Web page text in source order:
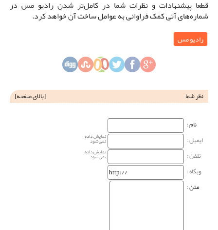
قطعا پیشنهادات و نظرات شما در کامل‌تر شدن رادیو مس در
شماره‌های آتی کمک فراوانی به عوامل ساخت آن خواهد کرد.
رادیو مس
نظر شما [بالای صفحه]
نام‌ :
ایمیل :
نمایش داده
نمی‌شود
تلفن : نمایش داده
نمی‌شود
وبگاه‌ :
متن :